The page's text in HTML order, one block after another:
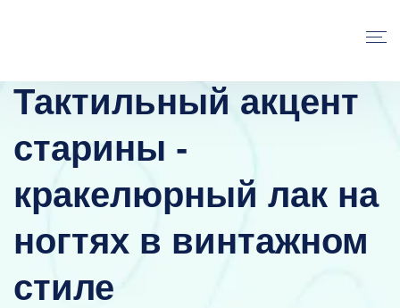
Тактильный акцент
старины -
кракелюрный лак на
ногтях в винтажном
стиле